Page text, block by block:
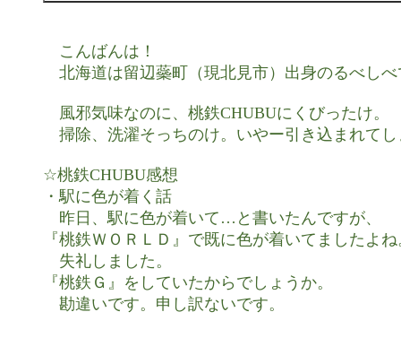
こんばんは！
北海道は留辺蘂町（現北見市）出身のるべしべ
風邪気味なのに、桃鉄CHUBUにくびったけ。
掃除、洗濯そっちのけ。いやー引き込まれて
☆桃鉄CHUBU感想
・駅に色が着く話
昨日、駅に色が着いて…と書いたんですが、
『桃鉄ＷＯＲＬＤ』で既に色が着いてましたよね
失礼しました。
『桃鉄Ｇ』をしていたからでしょうか。
勘違いです。申し訳ないです。